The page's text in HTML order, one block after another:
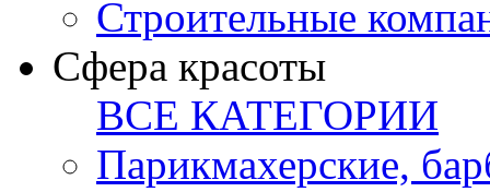
Строительные
Сфера красоты
ВСЕ КАТЕГОРИИ
Парикмахерские,